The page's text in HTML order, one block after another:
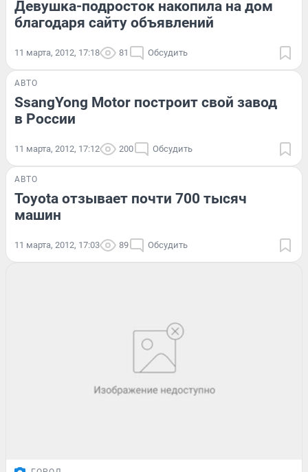
Девушка-подросток накопила на дом
благодаря сайту объявлений
11 марта, 2012, 17:18 81 Обсудить
АВТО
SsangYong Motor построит свой завод
в России
11 марта, 2012, 17:12 200 Обсудить
АВТО
Toyota отзывает почти 700 тысяч
машин
11 марта, 2012, 17:03 89 Обсудить